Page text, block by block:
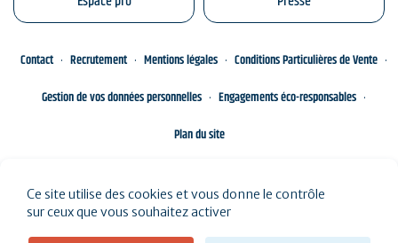
Contact Recrutement Mentions légales
Conditions Particulières de Vente
Gestion de vos données personnelles
Engagements éco-responsables
Plan du site
Ce site utilise des cookies et vous donne le contrôle
sur ceux que vous souhaitez activer